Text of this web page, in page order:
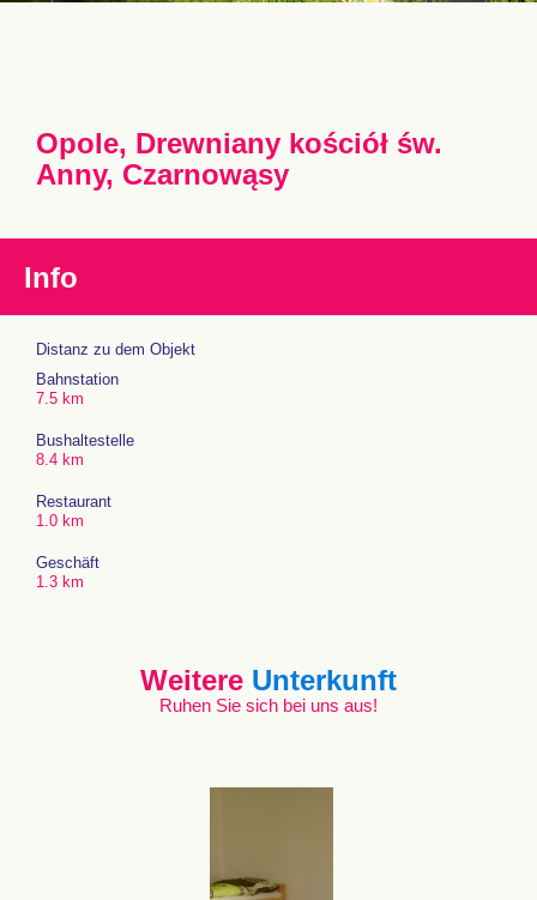
Opole, Drewniany kościół św.
Anny, Czarnowąsy
Info
Distanz zu dem Objekt
Bahnstation
7.5 km
Bushaltestelle
8.4 km
Restaurant
1.0 km
Geschäft
1.3 km
Weitere Unterkunft
Ruhen Sie sich bei uns aus!